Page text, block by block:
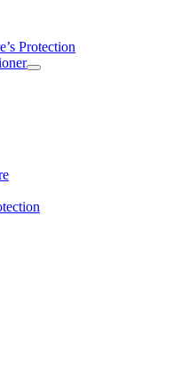
Protection